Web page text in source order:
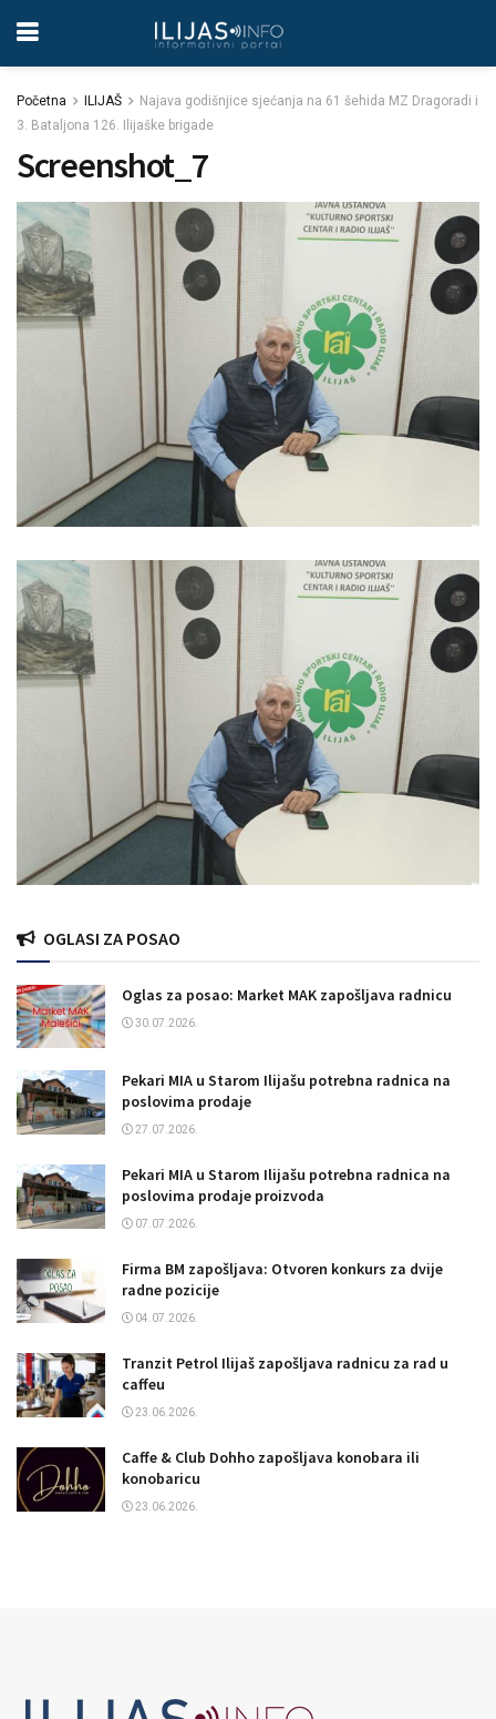
Početna ILIJAŠ
Najava godišnjice sjećanja na 61 šehida MZ Dragoradi i
3. Bataljona 126. Ilijaške brigade
Screenshot_7
OGLASI ZA POSAO
Oglas za posao: Market MAK zapošljava radnicu
30.07.2026.
Pekari MIA u Starom Ilijašu potrebna radnica na
poslovima prodaje
27.07.2026.
Pekari MIA u Starom Ilijašu potrebna radnica na
poslovima prodaje proizvoda
07.07.2026.
Firma BM zapošljava: Otvoren konkurs za dvije
radne pozicije
04.07.2026.
Tranzit Petrol Ilijaš zapošljava radnicu za rad u
caffeu
23.06.2026.
Caffe & Club Dohho zapošljava konobara ili
konobaricu
23.06.2026.